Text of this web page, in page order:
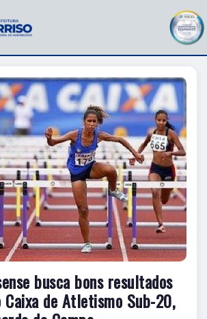
busca bons resultados
de Atletismo Sub-20,